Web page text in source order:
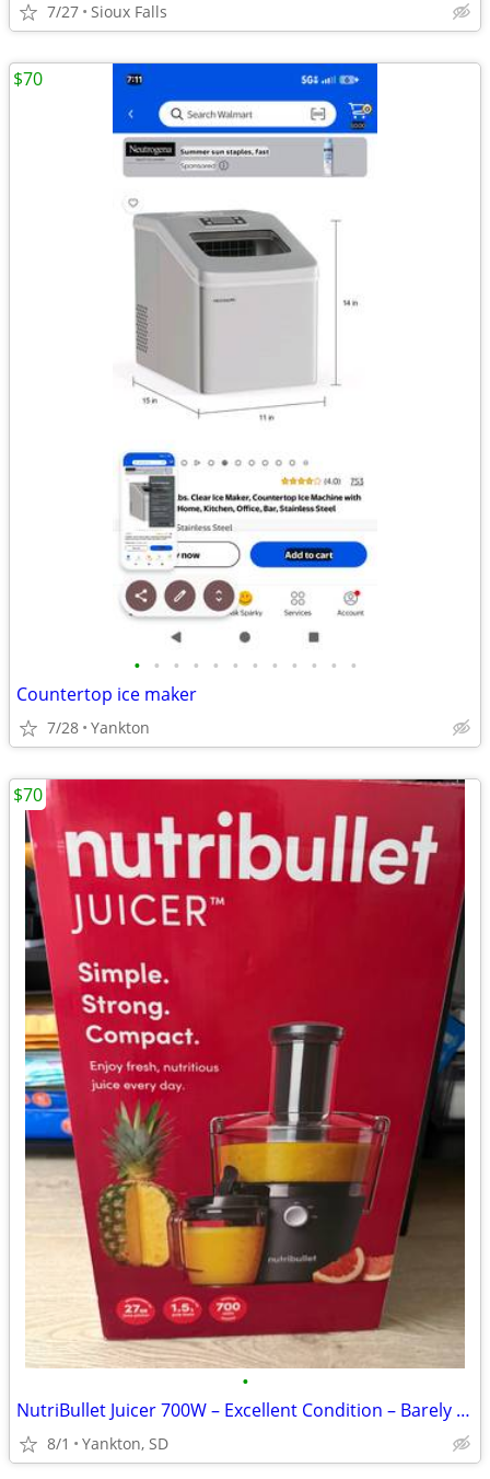
7/27 Sioux Falls
• • • • • • • • • • • •
Countertop ice maker
7/28 Yankton
$70
•
NutriBullet Juicer 700W – Excellent Condition – Barely Used
8/1 Yankton, SD
$70